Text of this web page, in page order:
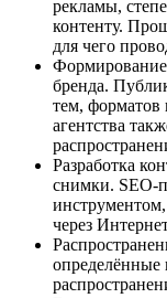
рекламы,
контенту.
для чего
Формирование
бренда.
тем,
агентства
Разработка
снимки. SEO-
через
определённые